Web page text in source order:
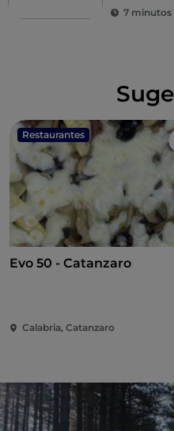
7 minutos
Restaurantes
Evo 50 - Catanzaro
Calabria, Catanzaro